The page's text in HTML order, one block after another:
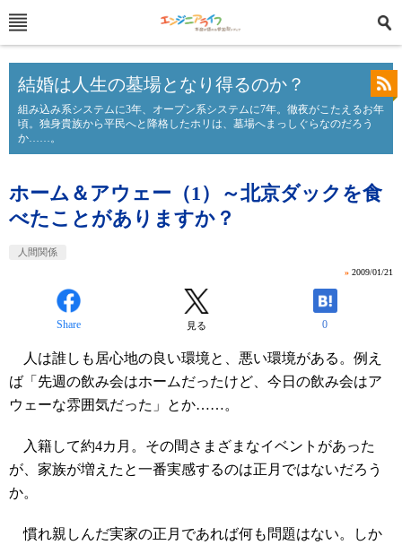
結婚は人生の墓場となり得るのか？
組み込み系システムに3年、オープン系システムに7年。徹夜がこたえるお年
頃。独身貴族から平民へと降格したホリは、墓場へまっしぐらなのだろう
か……。
ホーム＆アウェー（1）～北京ダックを食
べたことがありますか？
人間関係
» 2009/01/21
Share 見る 0
人は誰しも居心地の良い環境と、悪い環境がある。例え
ば「先週の飲み会はホームだったけど、今日の飲み会はア
ウェーな雰囲気だった」とか……。
入籍して約4カ月。その間さまざまなイベントがあった
が、家族が増えたと一番実感するのは正月ではないだろう
か。
慣れ親しんだ実家の正月であれば何も問題はない。しか